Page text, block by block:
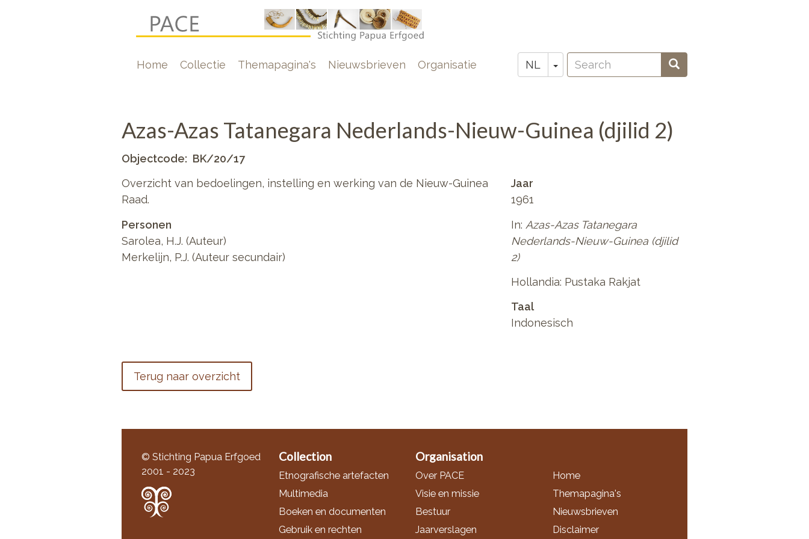
NL Toggle Dropdown
Zoeken
Search Search
Hoofdnavigatie
Home Collectie Themapagina's Nieuwsbrieven Organisatie
Azas-Azas Tatanegara Nederlands-Nieuw-Guinea (djilid 2)
Objectcode
BK/20/17
Overzicht van bedoelingen, instelling en werking van de Nieuw-Guinea
Raad.
Personen
Sarolea, H.J. (Auteur)
Merkelijn, P.J. (Auteur secundair)
Jaar
1961
In: Azas-Azas Tatanegara
Nederlands-Nieuw-Guinea (djilid
2)
Hollandia: Pustaka Rakjat
Taal
Indonesisch
Terug naar overzicht
© Stichting Papua Erfgoed
2001 - 2023
Collection
Etnografische artefacten
Multimedia
Boeken en documenten
Gebruik en rechten
Organisation
Over PACE
Visie en missie
Bestuur
Jaarverslagen
Home
Themapagina's
Nieuwsbrieven
Disclaimer